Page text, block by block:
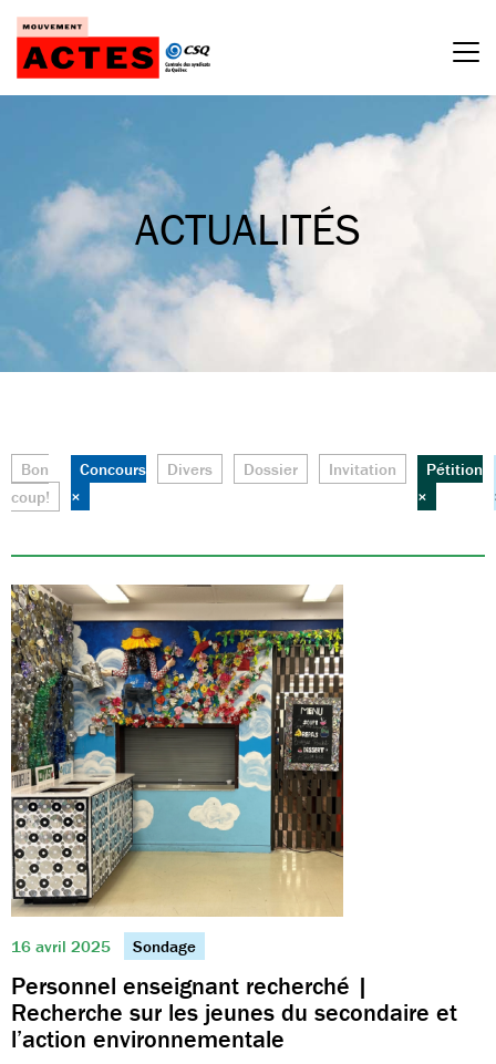
Passer
contenu
ACTUALITÉS
16 avril 2025 Sondage
Personnel enseignant recherché |
Recherche sur les jeunes du secondaire et
l’action environnementale
Bon
coup!
Concours
×
Divers Dossier Invitation
Pétition
×